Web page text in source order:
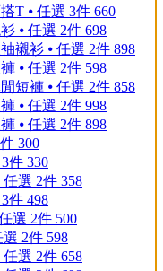
T ⦁ 任選 3件 660
⦁ 任選 2件 698
襯衫 ⦁ 任選 2件 898
⦁ 任選 2件 598
短褲 ⦁ 任選 2件 858
⦁ 任選 2件 998
⦁ 任選 2件 898
300
件 330
選 2件 358
件 498
選 2件 500
2件 598
選 2件 658